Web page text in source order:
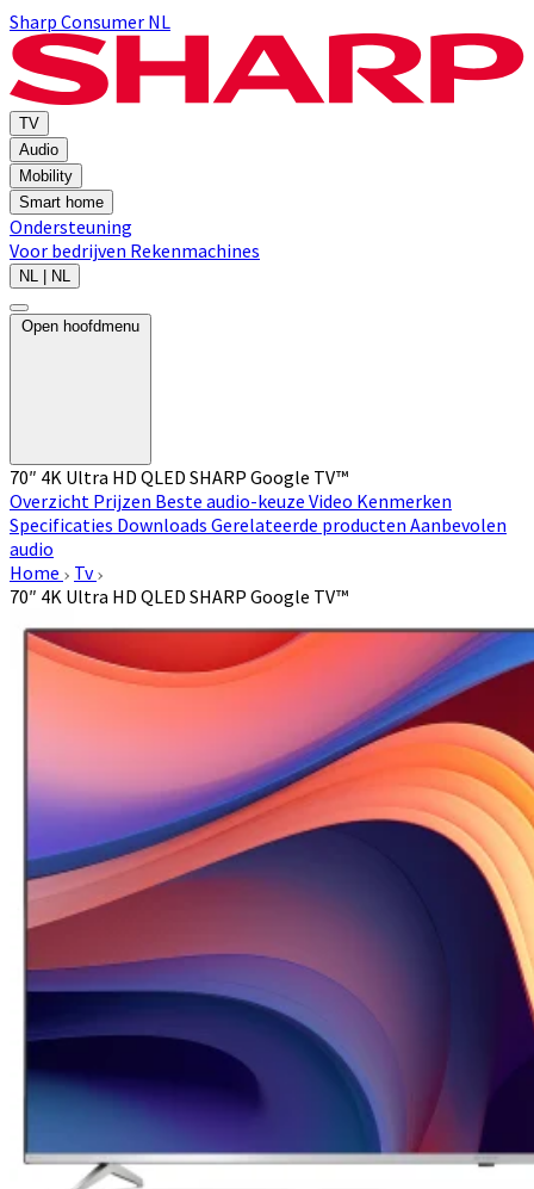
Sharp Consumer NL
TV
Audio
Mobility
Smart home
Ondersteuning
Voor bedrijven Rekenmachines
NL | NL
Open hoofdmenu
70″ 4K Ultra HD QLED SHARP Google TV™
Overzicht Prijzen Beste audio-keuze Video Kenmerken
Specificaties Downloads Gerelateerde producten Aanbevolen
audio
Home
Tv
70″ 4K Ultra HD QLED SHARP Google TV™